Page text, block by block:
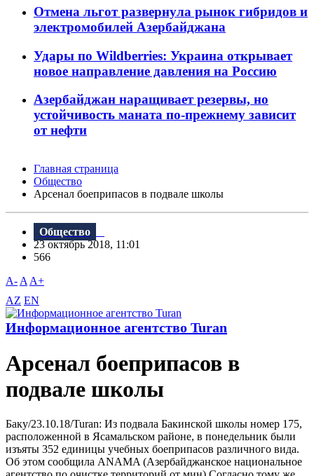
Отмена льгот развернула рынок гибридов и
электромобилей Азербайджана
Удары по Wildberries: Украина открывает
новое направление давления на Россию
Азербайджан наращивает резервы, но
устойчивость маната по-прежнему зависит
от нефти
Главная страница
Общество
Арсенал боеприпасов в подвале школы
Общество
23 октябрь 2018, 11:01
566
A- A A+
AZ EN
Информационное агентство Turan
Арсенал боеприпасов в
подвале школы
Баку/23.10.18/Turan: Из подвала Бакинской школы номер 175,
расположенной в Ясамальском районе, в понедельник были
изъяты 352 единицы учебных боеприпасов различного вида.
Об этом сообщила ANAMA (Азербайджанское национальное